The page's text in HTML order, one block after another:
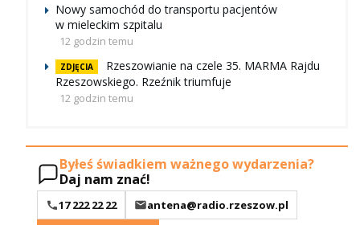
Nowy samochód do transportu pacjentów
w mieleckim szpitalu
12 godzin temu
ZDJĘCIA
Rzeszowianie na czele 35. MARMA Rajdu
Rzeszowskiego. Rzeźnik triumfuje
12 godzin temu
Byłeś świadkiem ważnego wydarzenia?
Daj nam znać!
17 222 22 22
antena@radio.rzeszow.pl